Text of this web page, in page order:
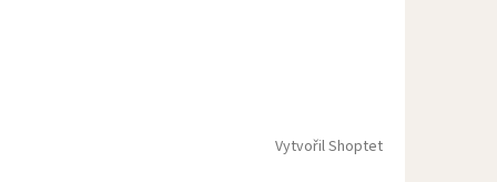
Vytvořil Shoptet